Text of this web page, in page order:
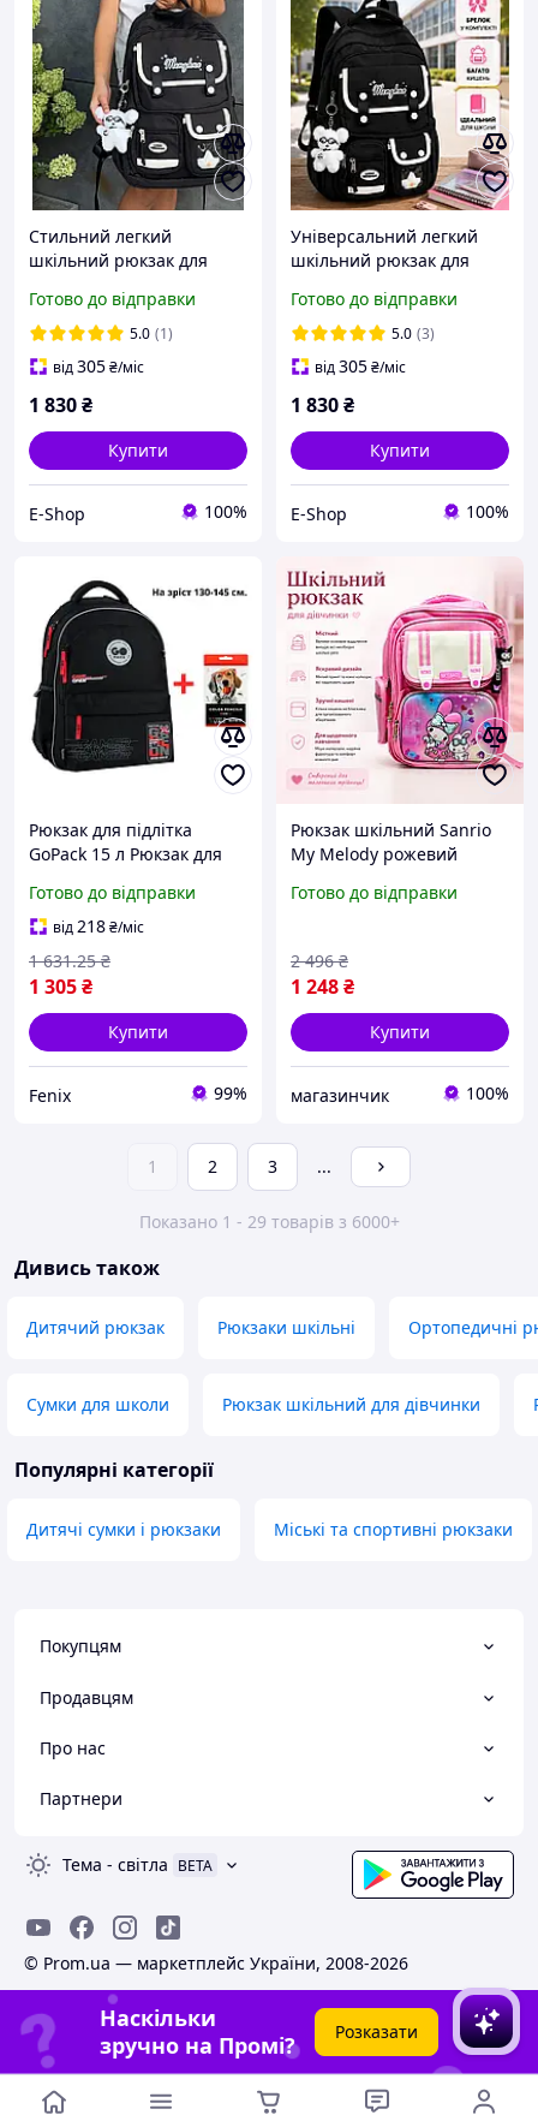
Стильний легкий
шкільний рюкзак для
спинкою, Універсальний
міський портфель для
школи
Готово до відправки
5.0 (1)
від305₴/міс
1 830₴
Купити
E-Shop 100%
Універсальний легкий
шкільний рюкзак для
спинкою, Стильний
міський портфель для
школи
Готово до відправки
5.0 (3)
від305₴/міс
1 830₴
Купити
E-Shop 100%
Рюкзак для підлітка
GoPack 15 л Рюкзак для
для навчання Шкільний
рюкзак для хлопчика
Практичний рюкзак
Готово до відправки
від218₴/міс
1 305₴
1 631.25 ₴
Купити
Fenix 99%
Рюкзак шкільний Sanrio
My Melody рожевий
в школу з анатомічними
кишенями.
Готово до відправки
1 248₴
2 496 ₴
Купити
магазинчик 100%
1 2 3 ...
Показано 1 - 29 товарів з 6000+
Дивись також
Дитячий рюкзак Рюкзаки шкільні Ортопедичні
Сумки для школи Рюкзак шкільний для дівчинки
Популярні категорії
Дитячі сумки і рюкзаки Міські та спортивні рюкзаки
Покупцям
Продавцям
Про нас
Партнери
Тема - світла BETA
© Prom.ua — маркетплейс України, 2008-2026
Наскільки
зручно на Промі?
Розказати